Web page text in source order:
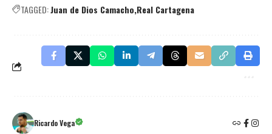
TAGGED:Juan de Dios Camacho Real Cartagena
Ricardo Vega